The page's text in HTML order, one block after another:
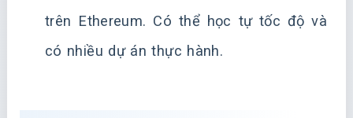
trên Ethereum. Có thể học tự tốc độ và
có nhiều dự án thực hành.